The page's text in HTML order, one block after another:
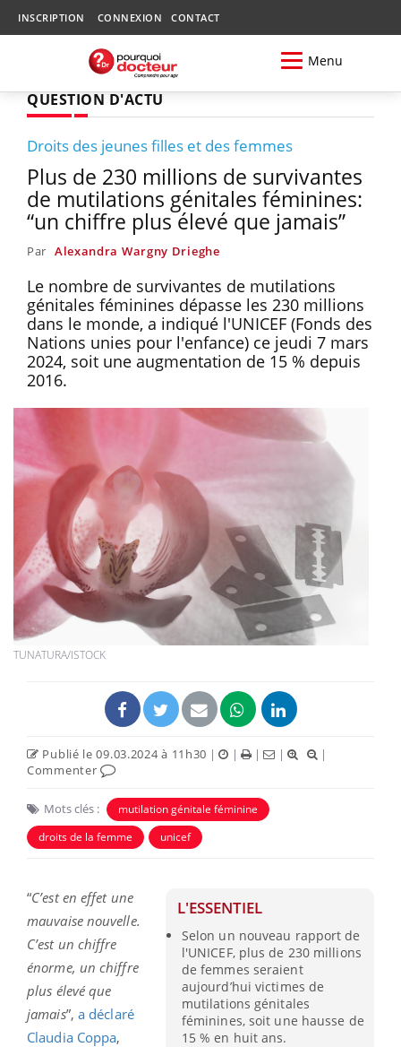
INSCRIPTION CONNEXION CONTACT
Menu
QUESTION D'ACTU
Droits des jeunes filles et des femmes
Plus de 230 millions de survivantes
de mutilations génitales féminines:
“un chiffre plus élevé que jamais”
Par Alexandra Wargny Drieghe
Le nombre de survivantes de mutilations
génitales féminines dépasse les 230 millions
dans le monde, a indiqué l'UNICEF (Fonds des
Nations unies pour l'enfance) ce jeudi 7 mars
2024, soit une augmentation de 15 % depuis
2016.
TUNATURA/ISTOCK
Publié le 09.03.2024 à 11h30 | | | |
|
Commenter
Mots clés :
mutilation génitale féminine
droits de la femme
unicef
L'ESSENTIEL
Selon un nouveau rapport de
l'UNICEF, plus de 230 millions
de femmes seraient
aujourd’hui victimes de
mutilations génitales
féminines, soit une hausse de
15 % en huit ans.
“C’est en effet une
mauvaise nouvelle.
C’est un chiffre
énorme, un chiffre
plus élevé que
jamais”, a déclaré
Claudia Coppa,